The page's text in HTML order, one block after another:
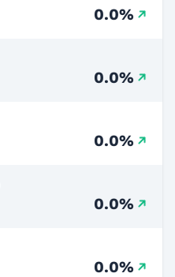
0.0%
0.0%
0.0%
0.0%
0.0%